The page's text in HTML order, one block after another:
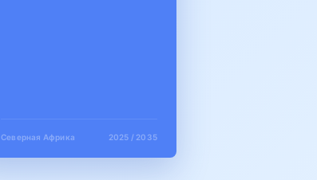
Северная Африка 2025 / 2035